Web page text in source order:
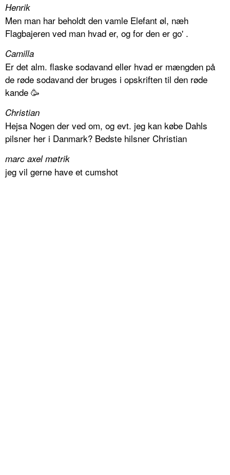
Henrik
Men man har beholdt den vamle Elefant øl, næh
Flagbajeren ved man hvad er, og for den er go' .
Camilla
Er det alm. flaske sodavand eller hvad er mængden på
de røde sodavand der bruges i opskriften til den røde
kande 🥳
Christian
Hejsa Nogen der ved om, og evt. jeg kan købe Dahls
pilsner her i Danmark? Bedste hilsner Christian
marc axel møtrik
jeg vil gerne have et cumshot